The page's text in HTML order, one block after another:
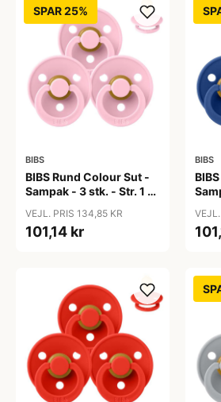
SPAR 25%
BIBS
BIBS Rund Colour Sut -
Sampak - 3 stk. - Str. 1 -
VEJL. PRIS 134,85 KR
101,14 kr
BIBS